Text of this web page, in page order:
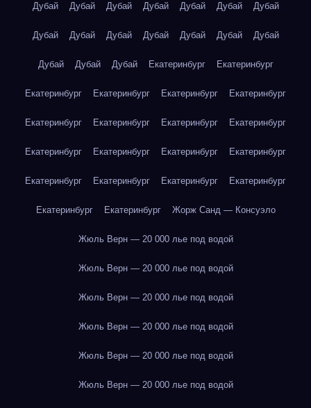
Дубай Дубай Дубай Дубай Дубай Дубай Дубай
Дубай Дубай Дубай Дубай Дубай Дубай Дубай
Дубай Дубай Дубай Екатеринбург Екатеринбург
Екатеринбург Екатеринбург Екатеринбург Екатеринбург
Екатеринбург Екатеринбург Екатеринбург Екатеринбург
Екатеринбург Екатеринбург Екатеринбург Екатеринбург
Екатеринбург Екатеринбург Екатеринбург Екатеринбург
Екатеринбург Екатеринбург Жорж Санд — Консуэло
Жюль Верн — 20 000 лье под водой
Жюль Верн — 20 000 лье под водой
Жюль Верн — 20 000 лье под водой
Жюль Верн — 20 000 лье под водой
Жюль Верн — 20 000 лье под водой
Жюль Верн — 20 000 лье под водой